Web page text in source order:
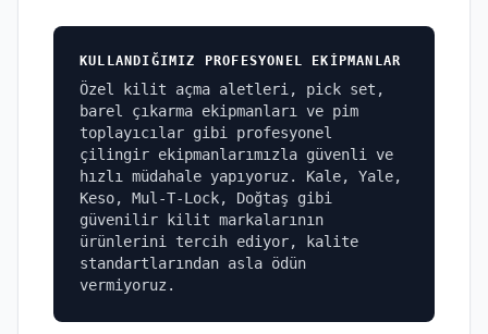
KULLANDIĞIMIZ PROFESYONEL EKIPMANLAR
Özel kilit açma aletleri, pick set,
barel çıkarma ekipmanları ve pim
toplayıcılar gibi profesyonel
çilingir ekipmanlarımızla güvenli ve
hızlı müdahale yapıyoruz. Kale, Yale,
Keso, Mul-T-Lock, Doğtaş gibi
güvenilir kilit markalarının
ürünlerini tercih ediyor, kalite
standartlarından asla ödün
vermiyoruz.